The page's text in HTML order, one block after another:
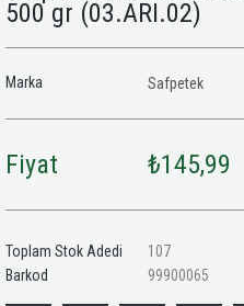
500 gr (03.ARI.02)
Marka Safpetek
Fiyat ₺145,99
Toplam Stok Adedi
107
Barkod
99900065